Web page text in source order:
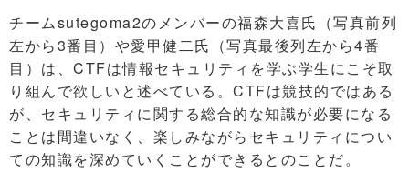
チームsutegoma2のメンバーの福森大喜氏（写真前列
左から3番目）や愛甲健二氏（写真最後列左から4番
目）は、CTFは情報セキュリティを学ぶ学生にこそ取
り組んで欲しいと述べている。CTFは競技的ではある
が、セキュリティに関する総合的な知識が必要になる
ことは間違いなく、楽しみながらセキュリティについ
ての知識を深めていくことができるとのことだ。